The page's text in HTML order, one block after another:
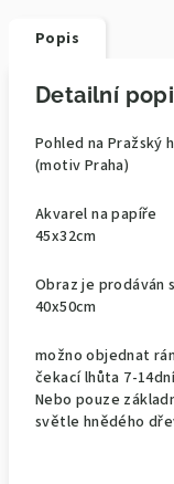
Popis
Detailní
Pohled na Pražský
(motiv Praha)
Akvarel na papíře
45x32cm
Obraz je prodáván
40x50cm
možno objednat
čekací lhůta 7-
Nebo pouze
světle hnědého